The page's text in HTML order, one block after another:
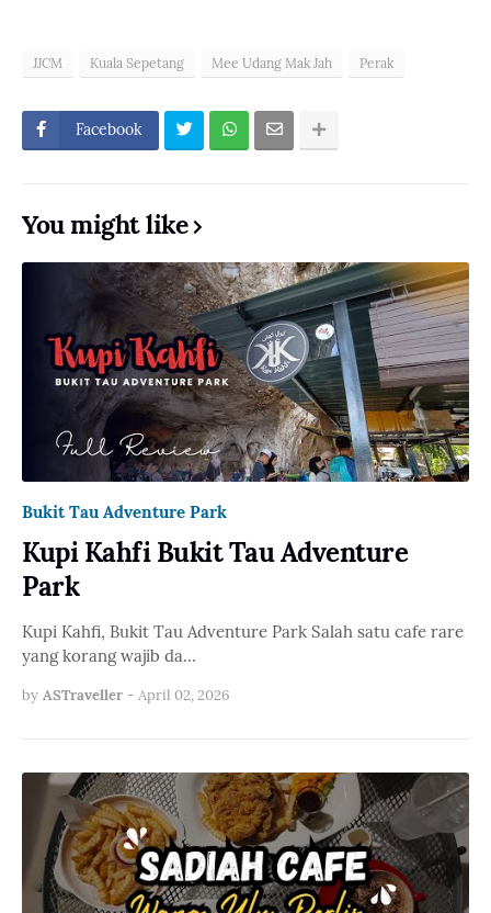
JJCM Kuala Sepetang Mee Udang Mak Jah Perak
Facebook
You might like
Bukit Tau Adventure Park
Kupi Kahfi Bukit Tau Adventure
Park
Kupi Kahfi, Bukit Tau Adventure Park Salah satu cafe rare
yang korang wajib da…
by ASTraveller - April 02, 2026